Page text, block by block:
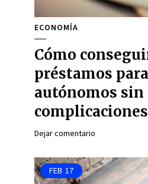
ECONOMÍA
Cómo
préstamos para
autónomos sin
complicaciones
Dejar comentario
FEB 17